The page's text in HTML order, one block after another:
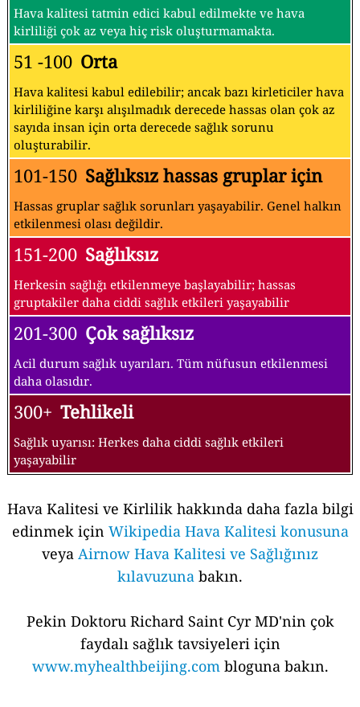
Hava kalitesi tatmin edici kabul edilmekte ve hava
kirliliği çok az veya hiç risk oluşturmamakta.
51 -100 Orta
Hava kalitesi kabul edilebilir; ancak bazı kirleticiler hava
kirliliğine karşı alışılmadık derecede hassas olan çok az
sayıda insan için orta derecede sağlık sorunu
oluşturabilir.
101-150 Sağlıksız hassas gruplar için
Hassas gruplar sağlık sorunları yaşayabilir. Genel halkın
etkilenmesi olası değildir.
151-200 Sağlıksız
Herkesin sağlığı etkilenmeye başlayabilir; hassas
gruptakiler daha ciddi sağlık etkileri yaşayabilir
201-300 Çok sağlıksız
Acil durum sağlık uyarıları. Tüm nüfusun etkilenmesi
daha olasıdır.
300+ Tehlikeli
Sağlık uyarısı: Herkes daha ciddi sağlık etkileri
yaşayabilir
Hava Kalitesi ve Kirlilik hakkında daha fazla bilgi
edinmek için Wikipedia Hava Kalitesi konusuna
veya Airnow Hava Kalitesi ve Sağlığınız
kılavuzuna bakın.
Pekin Doktoru Richard Saint Cyr MD'nin çok
faydalı sağlık tavsiyeleri için
www.myhealthbeijing.combloguna bakın.